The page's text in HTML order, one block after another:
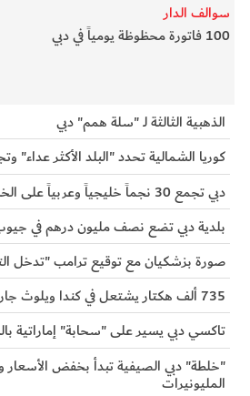
سوالف الدار
100 فاتورة محظوظة يومياً في دبي
الذهبية الثالثة لـ "سلة همم" دبي
كوريا الشمالية تحدد "البلد الأكثر عداء"
دبي تجمع 30 نجماً خليجياً وعربياً على الخشبة
بلدية دبي تضع نصف مليون درهم في
صورة بزشكيان مع توقيع ترامب "تدخل
735 ألف هكتار يشتعل في كندا ويلوث جارتها
تاكسي دبي يسير على "سحابة" إماراتية
"خلطة" دبي الصيفية تبدأ بخفض
المليونيرات